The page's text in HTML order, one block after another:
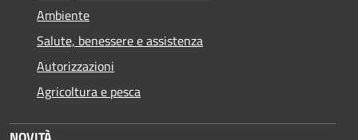
Ambiente
Salute, benessere e assistenza
Autorizzazioni
Agricoltura e pesca